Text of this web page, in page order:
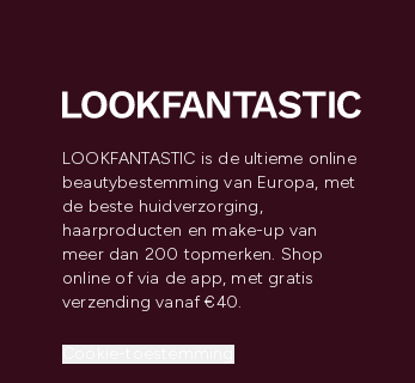
LOOKFANTASTIC is de ultieme online
beautybestemming van Europa, met
de beste huidverzorging,
haarproducten en make-up van
meer dan 200 topmerken. Shop
online of via de app, met gratis
verzending vanaf €40.